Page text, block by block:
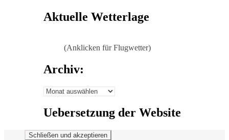
Aktuelle Wetterlage
(Anklicken für Flugwetter)
Archiv:
Archiv:
Uebersetzung der Website